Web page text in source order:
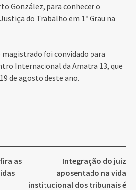
González, para conhecer o
do Trabalho em 1º Grau na
magistrado foi convidado para
Internacional da Amatra 13, que
de agosto deste ano.
as
Integração do juiz
aposentado na vida
institucional dos tribunais é